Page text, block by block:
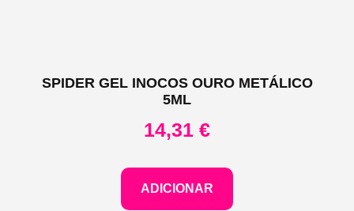
SPIDER GEL INOCOS OURO METÁLICO
5ML
14,31 €
ADICIONAR